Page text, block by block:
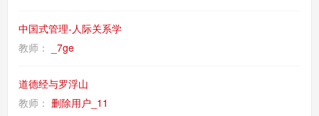
中国式管理-人际关系学
教师：
_7ge
道德经与罗浮山
教师： 删除用户_11